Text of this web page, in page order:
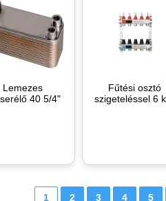
Lemezes
40 5/4"
Fűtési osztó
szigeteléssel 6
1 2 3 4 5